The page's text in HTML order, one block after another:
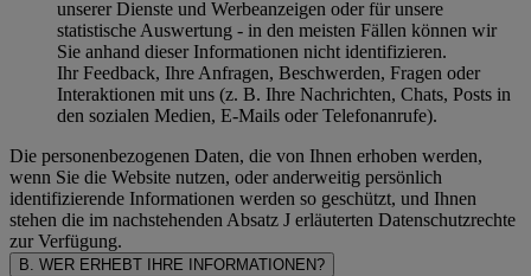
unserer Dienste und Werbeanzeigen oder für unsere
statistische Auswertung - in den meisten Fällen können wir
Sie anhand dieser Informationen nicht identifizieren.
Ihr Feedback, Ihre Anfragen, Beschwerden, Fragen oder
Interaktionen mit uns (z. B. Ihre Nachrichten, Chats, Posts in
den sozialen Medien, E-Mails oder Telefonanrufe).
Die personenbezogenen Daten, die von Ihnen erhoben werden,
wenn Sie die Website nutzen, oder anderweitig persönlich
identifizierende Informationen werden so geschützt, und Ihnen
stehen die im nachstehenden Absatz J erläuterten Datenschutzrechte
zur Verfügung.
B. WER ERHEBT IHRE INFORMATIONEN?